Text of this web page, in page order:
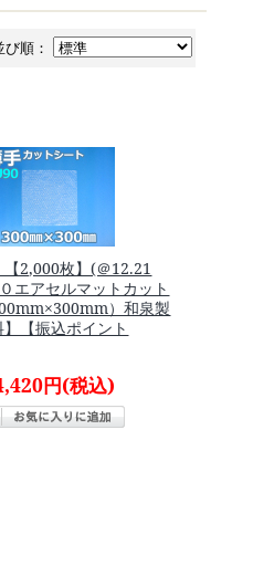
び順：
【2,000枚】(＠12.21
エアセルマットカット
）和泉製
】【振込ポイント
円(税込)